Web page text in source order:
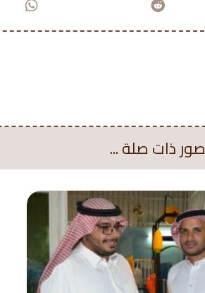
صور ذات صلة ...